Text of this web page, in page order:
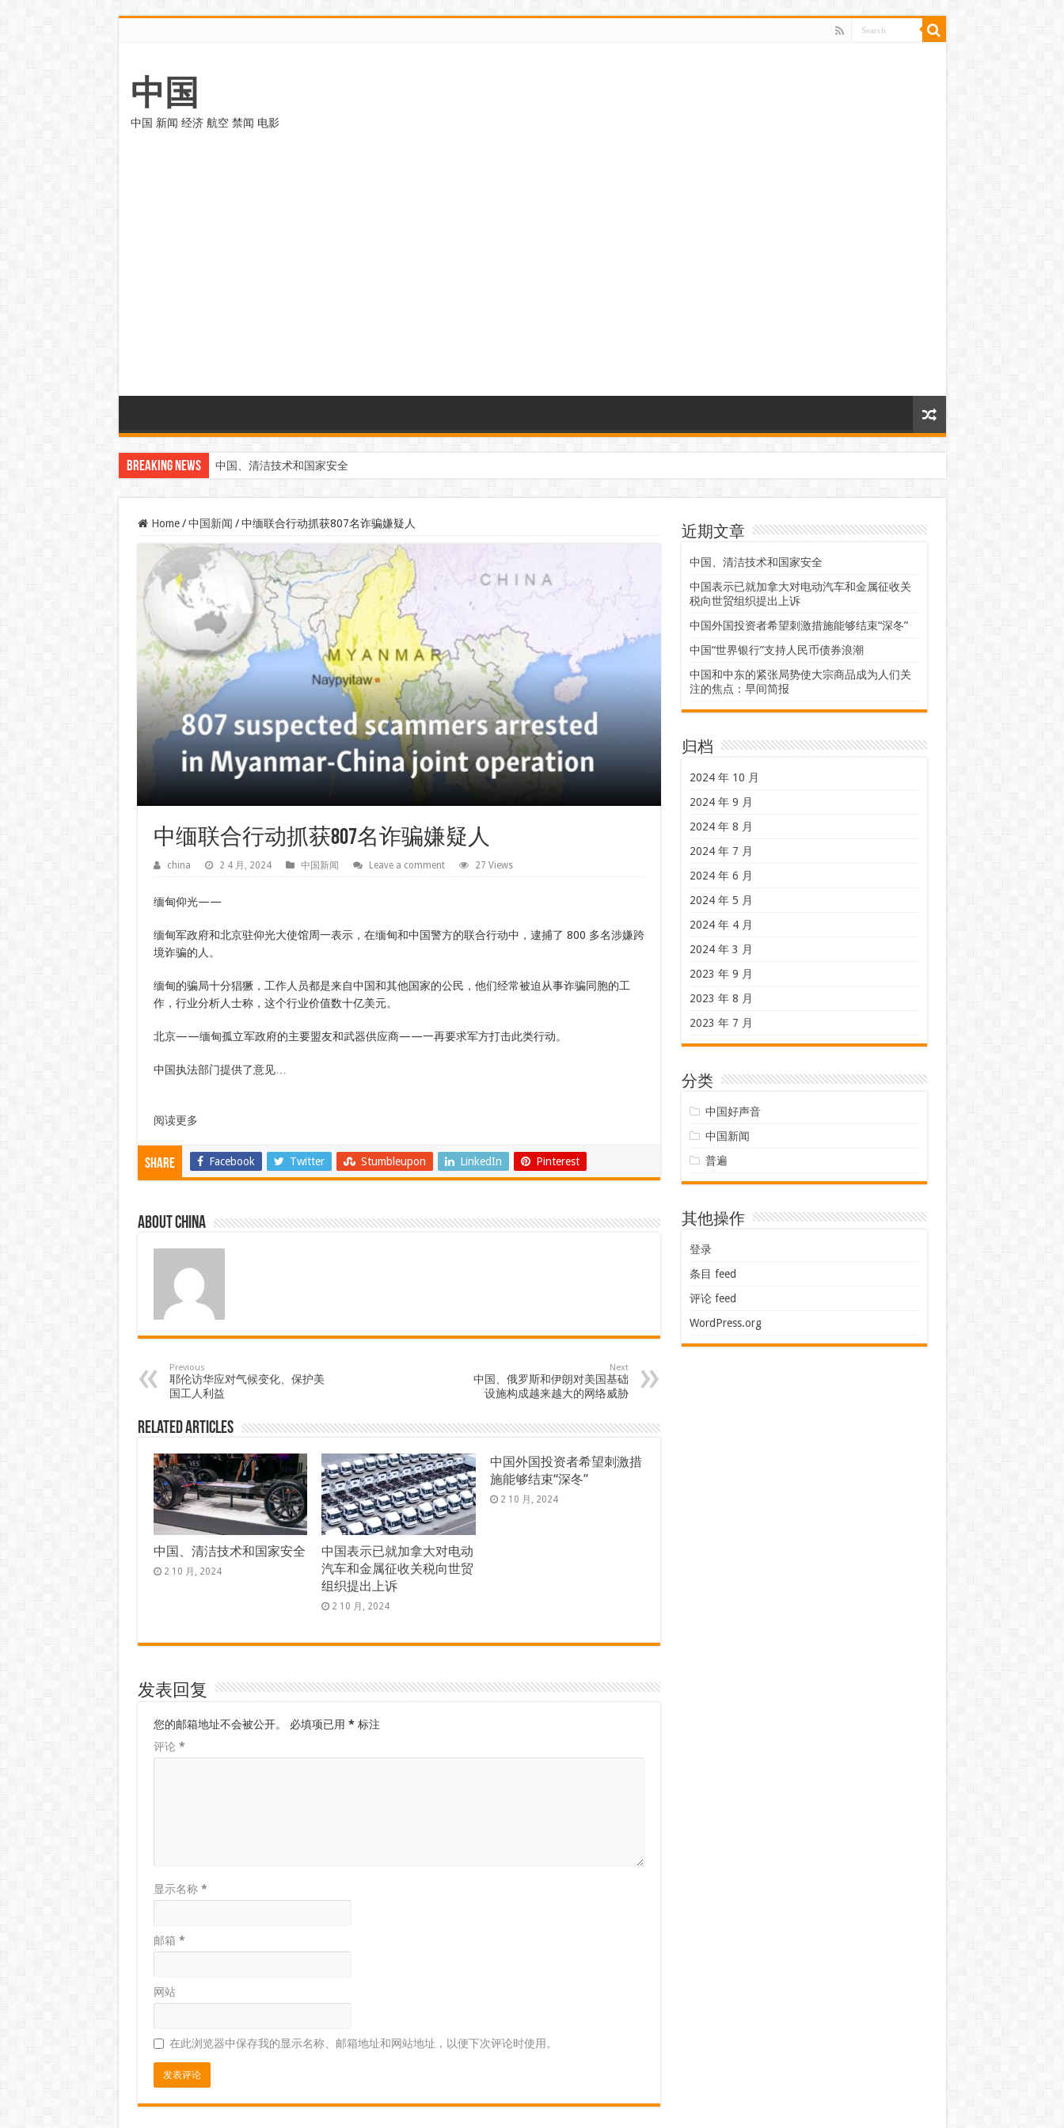
中国
中国 新闻 经济 航空 禁闻 电影
Breaking News 中国、清洁技术和国家安全
Home / 中国新闻 / 中缅联合行动抓获807名诈骗嫌疑人
中缅联合行动抓获807名诈骗嫌疑人
china 2 4 月, 2024 中国新闻 Leave a comment 27 Views
缅甸仰光——
缅甸军政府和北京驻仰光大使馆周一表示，在缅甸和中国警方的联合行动中，逮捕了 800 多名涉嫌跨
境诈骗的人。
缅甸的骗局十分猖獗，工作人员都是来自中国和其他国家的公民，他们经常被迫从事诈骗同胞的工
作，行业分析人士称，这个行业价值数十亿美元。
北京——缅甸孤立军政府的主要盟友和武器供应商——一再要求军方打击此类行动。
中国执法部门提供了意见…
阅读更多
Share Facebook Twitter Stumbleupon LinkedIn Pinterest
About china
Previous
耶伦访华应对气候变化、保护美
国工人利益
Next
中国、俄罗斯和伊朗对美国基础
设施构成越来越大的网络威胁
Related Articles
中国、清洁技术和国家安全
2 10 月, 2024
中国表示已就加拿大对电动
汽车和金属征收关税向世贸
组织提出上诉
2 10 月, 2024
中国外国投资者希望刺激措
施能够结束“深冬”
2 10 月, 2024
发表回复
您的邮箱地址不会被公开。 必填项已用 * 标注
评论 *
显示名称 *
邮箱 *
网站
在此浏览器中保存我的显示名称、邮箱地址和网站地址，以便下次评论时使用。
近期文章
中国、清洁技术和国家安全
中国表示已就加拿大对电动汽车和金属征收关
税向世贸组织提出上诉
中国外国投资者希望刺激措施能够结束“深冬”
中国“世界银行”支持人民币债券浪潮
中国和中东的紧张局势使大宗商品成为人们关
注的焦点：早间简报
归档
2024 年 10 月
2024 年 9 月
2024 年 8 月
2024 年 7 月
2024 年 6 月
2024 年 5 月
2024 年 4 月
2024 年 3 月
2023 年 9 月
2023 年 8 月
2023 年 7 月
分类
中国好声音
中国新闻
普遍
其他操作
登录
条目 feed
评论 feed
WordPress.org